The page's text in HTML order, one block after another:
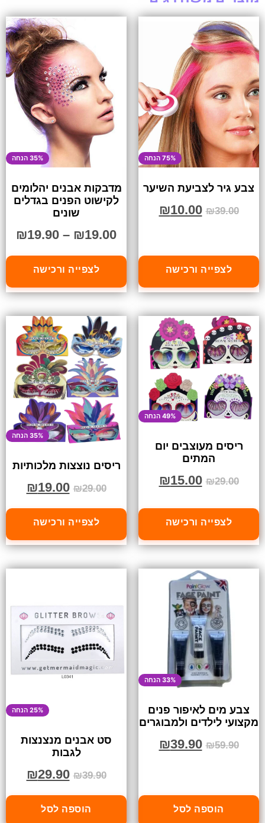
75% הנחה
צבע גיר לצביעת השיער
₪39.00
₪10.00
לצפייה ורכישה
35% הנחה
מדבקות אבנים יהלומים
לקישוט הפנים בגדלים
שונים
₪19.00
–
₪19.90
לצפייה ורכישה
49% הנחה
ריסים מעוצבים יום
המתים
₪29.00
₪15.00
לצפייה ורכישה
35% הנחה
ריסים נוצצות מלכותיות
₪29.00
₪19.00
לצפייה ורכישה
33% הנחה
צבע מים לאיפור פנים
מקצועי לילדים ולמבוגרים
₪59.90
₪39.90
הוספה לסל
25% הנחה
סט אבנים מנצנצות
לגבות
₪39.90
₪29.90
הוספה לסל